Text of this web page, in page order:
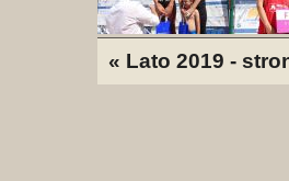
« Lato 2019 -